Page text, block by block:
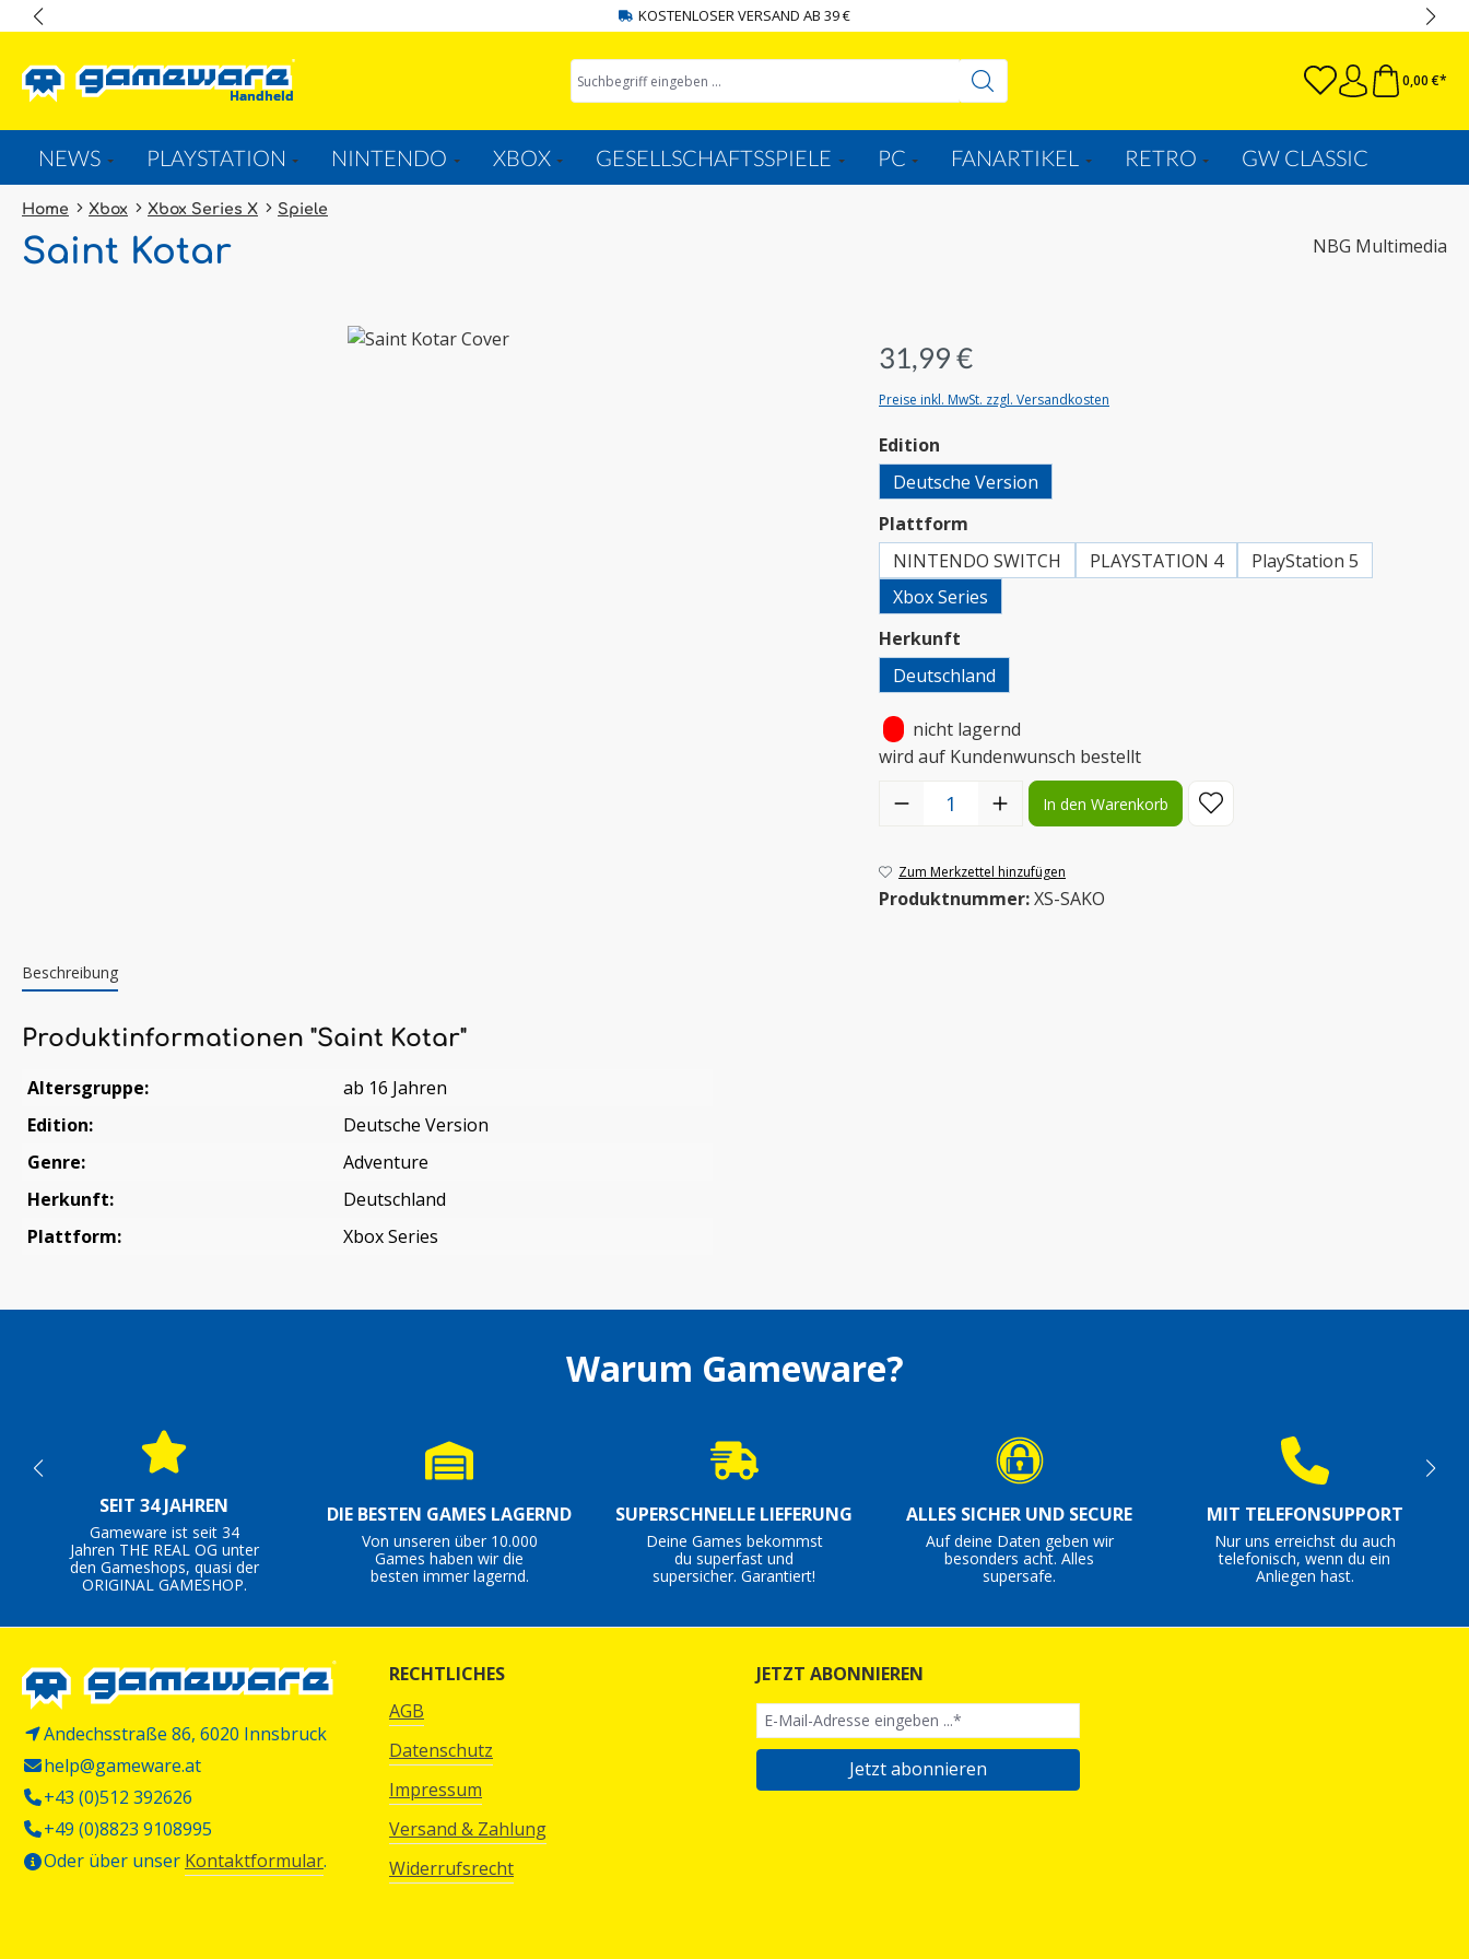
KOSTENLOSER VERSAND AB 39 €
0,00 €*
NEWS PLAYSTATION NINTENDO XBOX GESELLSCHAFTSSPIELE PC FANARTIKEL RETRO GW CLASSIC
Home Xbox Xbox Series X Spiele
Saint Kotar NBG Multimedia
31,99 €
Preise inkl. MwSt. zzgl. Versandkosten
Edition
Deutsche Version
Plattform
NINTENDO SWITCH
PLAYSTATION 4
PlayStation 5
Xbox Series
Herkunft
Deutschland
nicht lagernd
wird auf Kundenwunsch bestellt
Produkt Anzahl: Gib den gewünschten Wert ein oder benutze die
In den Warenkorb
Zum Merkzettel hinzufügen
Produktnummer:XS-SAKO
Beschreibung
Produktinformationen "Saint Kotar"
Altersgruppe:
ab 16 Jahren
Edition:
Deutsche Version
Genre:
Adventure
Herkunft:
Deutschland
Plattform:
Xbox Series
Warum Gameware?
SEIT 34 JAHREN
Gameware ist seit 34
Jahren THE REAL OG unter
den Gameshops, quasi der
ORIGINAL GAMESHOP.
DIE BESTEN GAMES LAGERND
Von unseren über 10.000
Games haben wir die
besten immer lagernd.
SUPERSCHNELLE LIEFERUNG
Deine Games bekommst
du superfast und
supersicher. Garantiert!
ALLES SICHER UND SECURE
Auf deine Daten geben wir
besonders acht. Alles
supersafe.
MIT TELEFONSUPPORT
Nur uns erreichst du auch
telefonisch, wenn du ein
Anliegen hast.
Andechsstraße 86, 6020 Innsbruck
help@gameware.at
+43 (0)512 392626
+49 (0)8823 9108995
Oder über unser Kontaktformular.
RECHTLICHES
AGB
Datenschutz
Impressum
Versand & Zahlung
Widerrufsrecht
JETZT ABONNIEREN
Jetzt abonnieren